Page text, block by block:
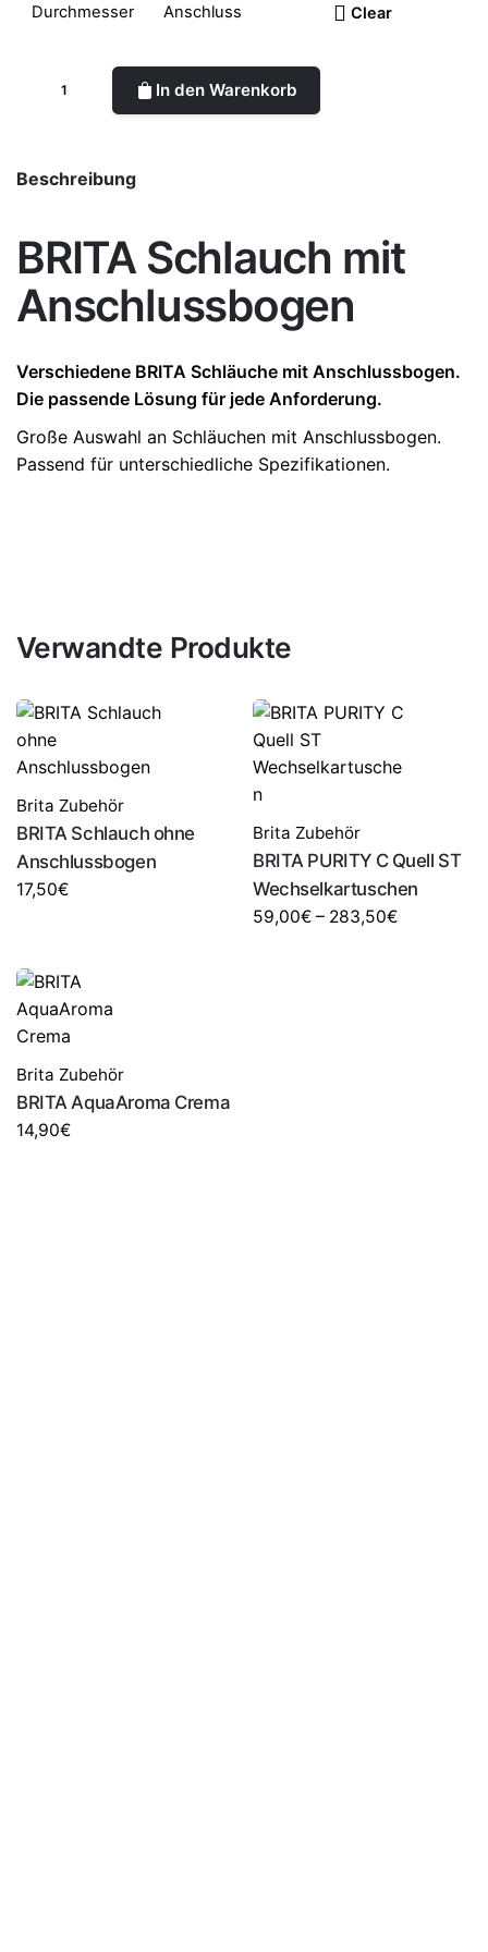
Clear
In den Warenkorb
Beschreibung
BRITA Schlauch mit
Anschlussbogen
Verschiedene BRITA Schläuche mit Anschlussbogen.
Die passende Lösung für jede Anforderung.
Große Auswahl an Schläuchen mit Anschlussbogen.
Passend für unterschiedliche Spezifikationen.
Verwandte Produkte
Brita Zubehör
BRITA Schlauch ohne
Anschlussbogen
17,50€
Brita Zubehör
BRITA PURITY C Quell ST
Wechselkartuschen
59,00€ – 283,50€
Brita Zubehör
BRITA AquaAroma Crema
14,90€